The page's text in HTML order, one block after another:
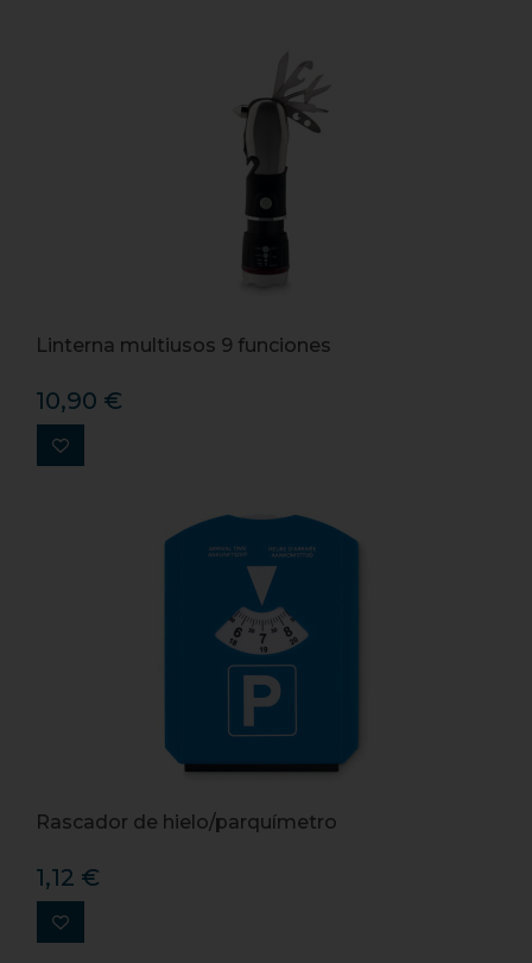
Linterna multiusos 9 funciones
10,90 €
Rascador de hielo/parquímetro
1,12 €